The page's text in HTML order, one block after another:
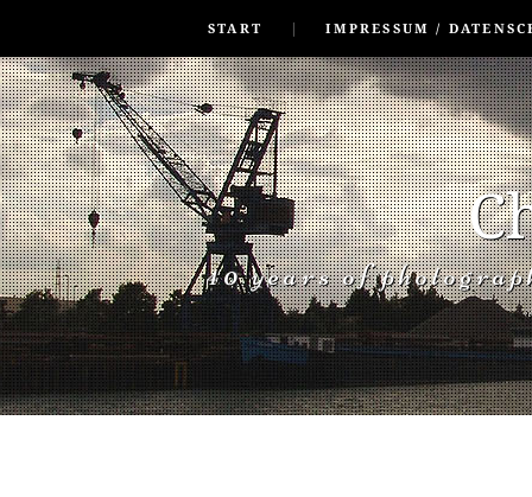
START
IMPRESSUM /
40 years of